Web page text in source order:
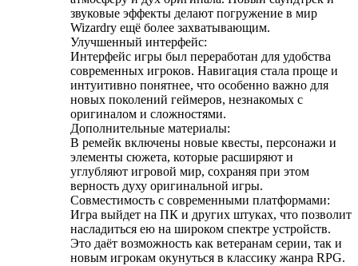
звуковые эффекты делают погружение в мир
Wizardry ещё более захватывающим.
Улучшенный интерфейс:
Интерфейс игры был переработан для удобства
современных игроков. Навигация стала проще и
интуитивно понятнее, что особенно важно для
новых поколений геймеров, незнакомых с
оригиналом и сложностями.
Дополнительные материалы:
В ремейк включены новые квесты, персонажи и
элементы сюжета, которые расширяют и
углубляют игровой мир, сохраняя при этом
верность духу оригинальной игры.
Совместимость с современными платформами:
Игра выйдет на ПК и других штуках, что позволит
насладиться ею на широком спектре устройств.
Это даёт возможность как ветеранам серии, так и
новым игрокам окунуться в классику жанра RPG.